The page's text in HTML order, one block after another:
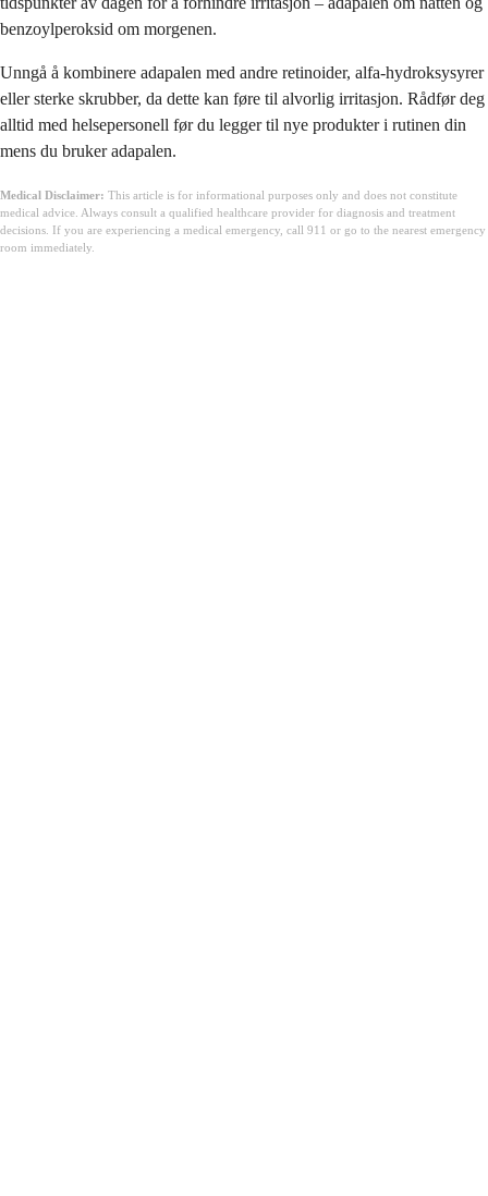
benzoylperoksid om morgenen.
Unngå å kombinere adapalen med andre retinoider, alfa-hydroksysyrer
eller sterke skrubber, da dette kan føre til alvorlig irritasjon. Rådfør deg
alltid med helsepersonell før du legger til nye produkter i rutinen din
mens du bruker adapalen.
Medical Disclaimer: This article is for informational purposes only and does not constitute
medical advice. Always consult a qualified healthcare provider for diagnosis and treatment
decisions. If you are experiencing a medical emergency, call 911 or go to the nearest emergency
room immediately.